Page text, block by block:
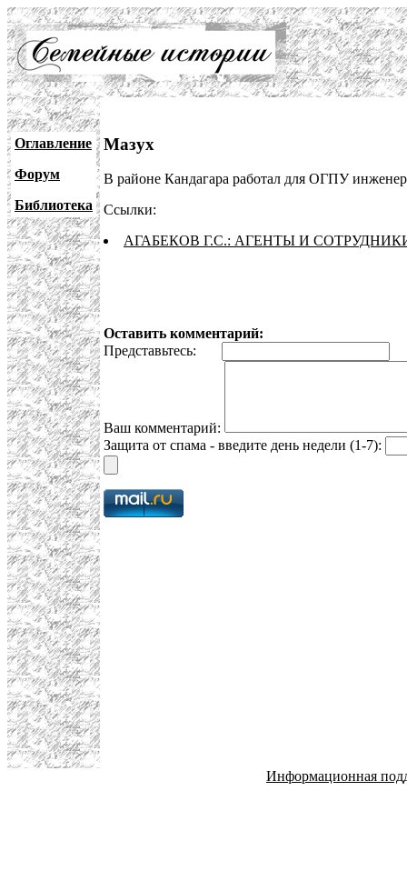
Оглавление
Форум
Библиотека
Мазух
В районе Кандагара работал для ОГПУ
Ссылки:
АГАБЕКОВ Г.С.: АГЕНТЫ И
Оставить комментарий:
Представьтесь:
Ваш комментарий:
Защита от спама - введите день недели (1-7):
Информационная